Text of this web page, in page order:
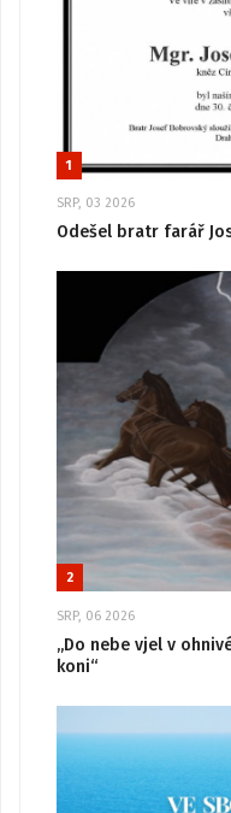
1
SRP, 03 2026
Odešel bratr farář
2
SRP, 06 2026
„Do nebe vjel v
koni“